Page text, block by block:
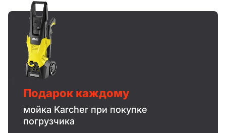
Подарок каждому
мойка Karcher при покупке
погрузчика